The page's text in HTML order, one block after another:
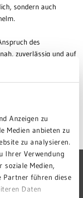
Anzeigen zu
Medien anbieten zu
zu analysieren.
Ihrer Verwendung
soziale Medien,
Partner führen diese
Daten
sondern auch
des
zuverlässig und auf